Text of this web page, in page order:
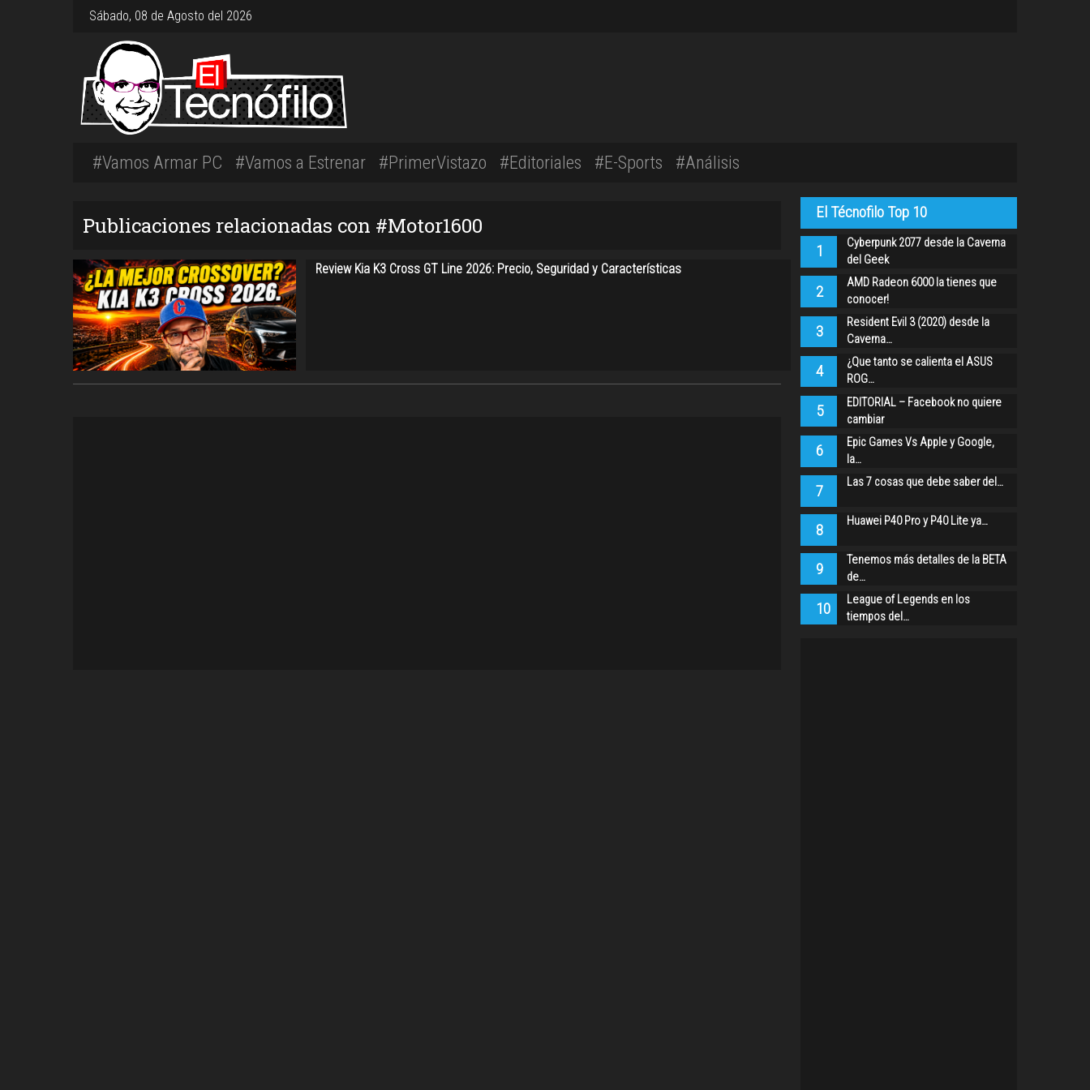
Sábado, 08 de Agosto del 2026
#Vamos Armar PC #Vamos a Estrenar #PrimerVistazo #Editoriales #E-Sports #Análisis
Publicaciones relacionadas con #Motor1600
Review Kia K3 Cross GT Line 2026: Precio, Seguridad y Características
El Técnofilo Top 10
1
Cyberpunk 2077 desde la Caverna
del Geek
2
AMD Radeon 6000 la tienes que
conocer!
3
Resident Evil 3 (2020) desde la
Caverna…
4
¿Que tanto se calienta el ASUS
ROG…
5
EDITORIAL – Facebook no quiere
cambiar
6
Epic Games Vs Apple y Google,
la…
7 Las 7 cosas que debe saber del…
8 Huawei P40 Pro y P40 Lite ya…
9
Tenemos más detalles de la BETA
de…
10
League of Legends en los
tiempos del…